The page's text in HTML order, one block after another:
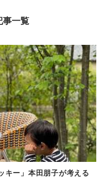
事一覧
キー」本田朋子が考える